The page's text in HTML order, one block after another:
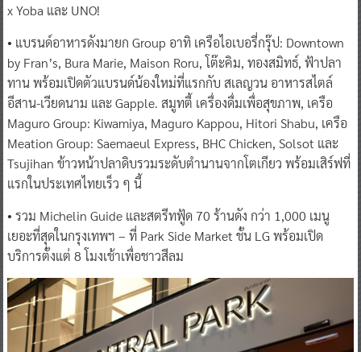
x Yoba และ UNO!
• แบรนด์อาหารดังมายก Group อาทิ เครือไอเบอรี่กรุ๊ป: Downtown
by Fran’s, Bura Marie, Maison Roru, โต๊ะคิม, ทองสมิทธ์, ฟ้าปลา
ทาน พร้อมเปิดตัวแบรนด์น้องใหม่ที่แรกกับ สเลญวน อาหารสไตล์
อีสาน-เวียดนาม และ Gapple. สมูทตี้ เครื่องดื่มเพื่อสุขภาพ, เครือ
Maguro Group: Kiwamiya, Maguro Kappou, Hitori Shabu, เครือ
Meation Group: Saemaeul Express, BHC Chicken, Solsot และ
Tsujihan ข้าวหน้าปลาดิบรวมระดับตำนานจากโตเกียว พร้อมเสิร์ฟที่
แรกในประเทศไทยเร็ว ๆ นี้
• รวม Michelin Guide และสตรีทฟู้ด 70 ร้านดัง กว่า 1,000 เมนู
เยอะที่สุดในกรุงเทพฯ – ที่ Park Side Market ชั้น LG พร้อมเปิด
บริการตั้งแต่ 8 โมงเช้าเพื่อชาวสีลม